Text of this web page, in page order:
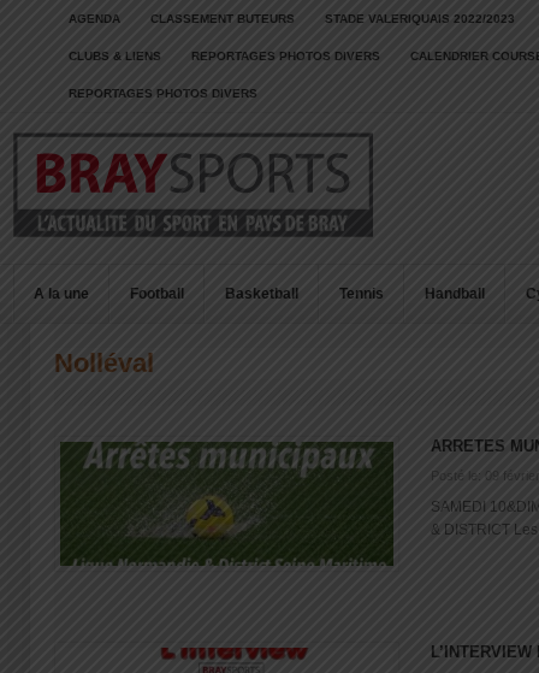
AGENDA CLASSEMENT BUTEURS STADE VALERIQUAIS 2022/2023
CLUBS & LIENS REPORTAGES PHOTOS DIVERS CALENDRIER
REPORTAGES PHOTOS DIVERS
A la une Football Basketball Tennis Handball
Nolléval
ARRETES
Posté le: 09
SAMEDI
& DISTRICT